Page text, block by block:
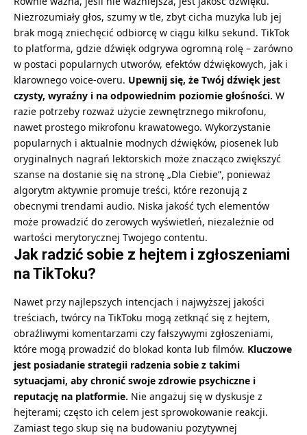
Niezrozumiały głos, szumy w tle, zbyt cicha muzyka lub jej
brak mogą zniechęcić odbiorcę w ciągu kilku sekund. TikTok
to platforma, gdzie dźwięk odgrywa ogromną rolę – zarówno
w postaci popularnych utworów, efektów dźwiękowych, jak i
klarownego voice-overu. Upewnij się, że Twój dźwięk jest
czysty, wyraźny i na odpowiednim poziomie głośności. W
razie potrzeby rozważ użycie zewnętrznego mikrofonu,
nawet prostego mikrofonu krawatowego. Wykorzystanie
popularnych i aktualnie modnych dźwięków, piosenek lub
oryginalnych nagrań lektorskich może znacząco zwiększyć
szanse na dostanie się na stronę „Dla Ciebie”, ponieważ
algorytm aktywnie promuje treści, które rezonują z
obecnymi trendami audio. Niska jakość tych elementów
może prowadzić do zerowych wyświetleń, niezależnie od
wartości merytorycznej Twojego contentu.
Jak radzić sobie z hejtem i zgłoszeniami
na TikToku?
Nawet przy najlepszych intencjach i najwyższej jakości
treściach, twórcy na TikToku mogą zetknąć się z hejtem,
obraźliwymi komentarzami czy fałszywymi zgłoszeniami,
które mogą prowadzić do blokad konta lub filmów. Kluczowe
jest posiadanie strategii radzenia sobie z takimi
sytuacjami, aby chronić swoje zdrowie psychiczne i
reputację na platformie. Nie angażuj się w dyskusje z
hejterami; często ich celem jest sprowokowanie reakcji.
Zamiast tego skup się na budowaniu pozytywnej